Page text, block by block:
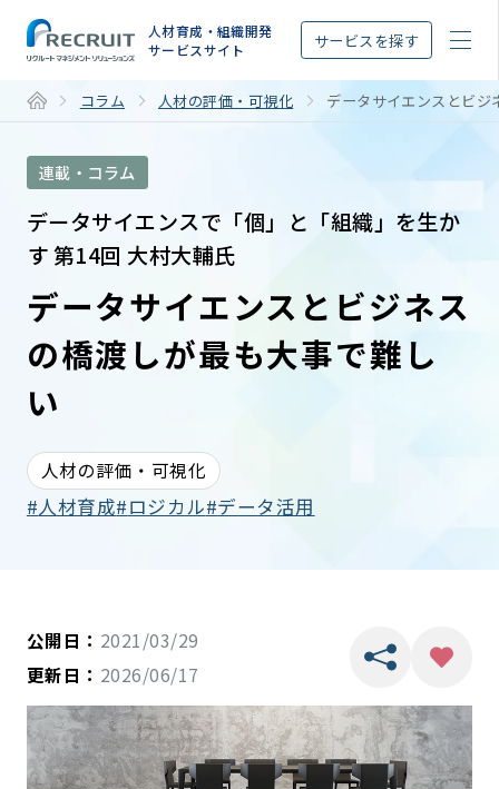
人材育成・組織開発
サービスサイト
サービスを探す
コラム 人材の評価・可視化 データサイエンスとビ
連載・コラム
データサイエンスで「個」と「組織」を生か
す 第14回 大村大輔氏
データサイエンスとビジネス
の橋渡しが最も大事で難し
い
人材の評価・可視化
人材育成 ロジカル データ活用
公開日： 2021/03/29
更新日： 2026/06/17